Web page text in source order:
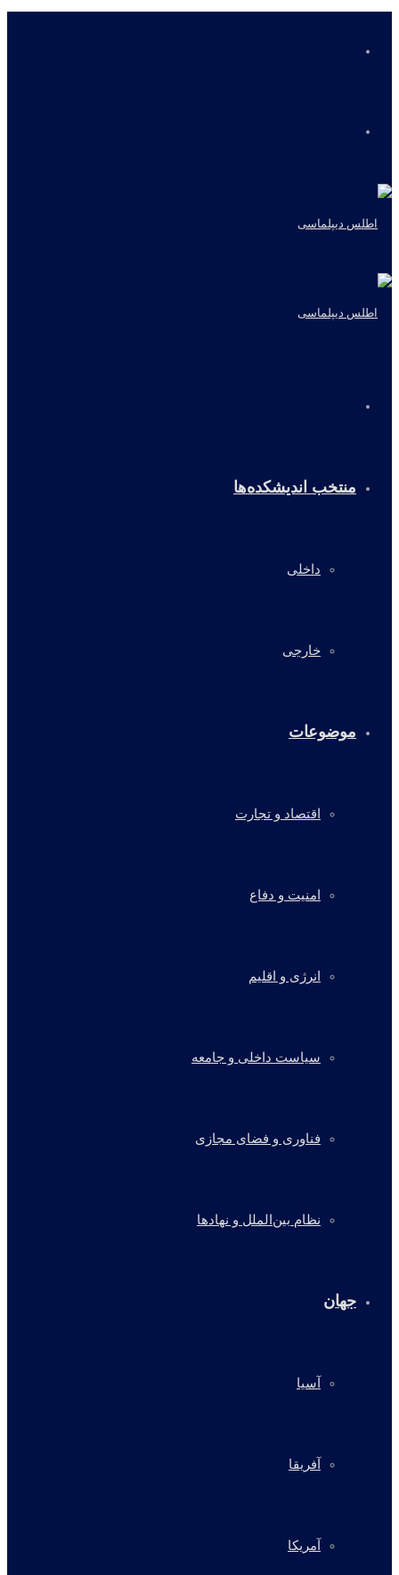
منتخب اندیشکده‌ها
داخلی
خارجی
موضوعات
اقتصاد و تجارت
امنیت و دفاع
انرژی و اقلیم
سیاست داخلی و جامعه
فناوری و فضای مجازی
نظام بین‌الملل و نهادها
جهان
آسیا
آفریقا
آمریکا